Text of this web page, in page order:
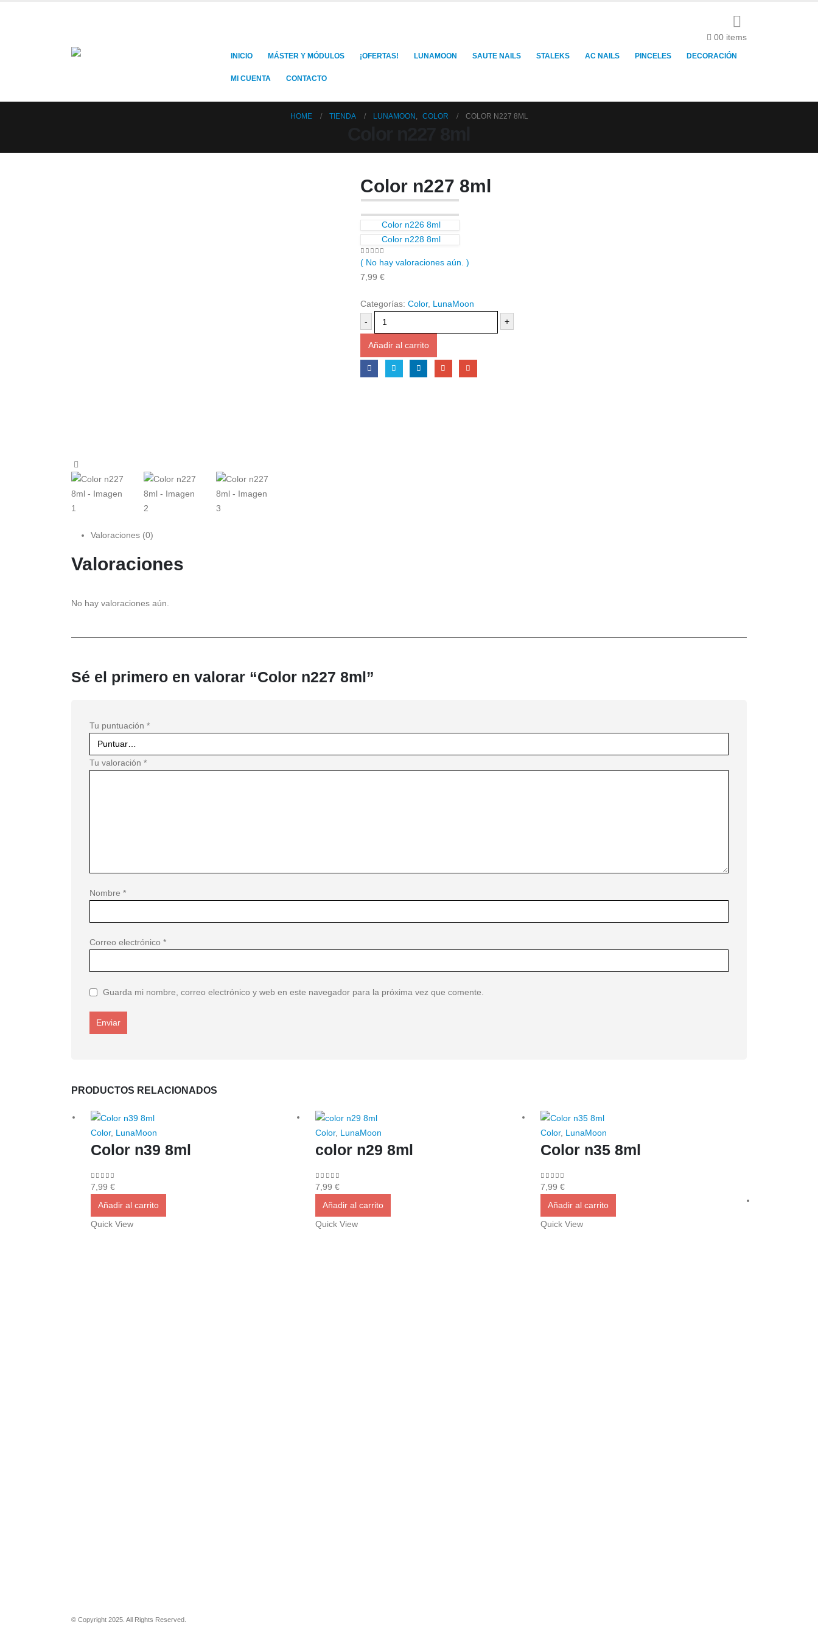
00 items
INICIO MÁSTER Y MÓDULOS ¡OFERTAS! LUNAMOON SAUTE NAILS STALEKS AC NAILS PINCELES DECORACIÓN
MI CUENTA CONTACTO
HOME TIENDA LUNAMOON , COLOR COLOR N227 8ML
Color n227 8ml
Color n226 8ml
Color n228 8ml
0 out of 5
( No hay valoraciones aún. )
7,99 €
Categorías: Color, LunaMoon
-
+
Añadir al carrito
Valoraciones (0)
Valoraciones
No hay valoraciones aún.
Sé el primero en valorar “Color n227 8ml”
Tu puntuación *
Tu valoración *
Nombre *
Correo electrónico *
Guarda mi nombre, correo electrónico y web en este navegador para la próxima vez que comente.
PRODUCTOS RELACIONADOS
Color, LunaMoon
Color n39 8ml
0 out of 5
7,99 €
Añadir al carrito
Quick View
Color, LunaMoon
color n29 8ml
0 out of 5
7,99€
Añadir al carrito
Quick View
Color, LunaMoon
Color n35 8ml
0out of 5
7,99 €
Añadir al carrito
Quick View
© Copyright 2025. All Rights Reserved.